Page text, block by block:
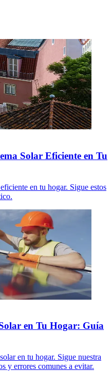
Solar Eficiente en Tu
en tu hogar. Sigue estos
en Tu Hogar: Guía
en tu hogar. Sigue nuestra
y errores comunes a evitar.